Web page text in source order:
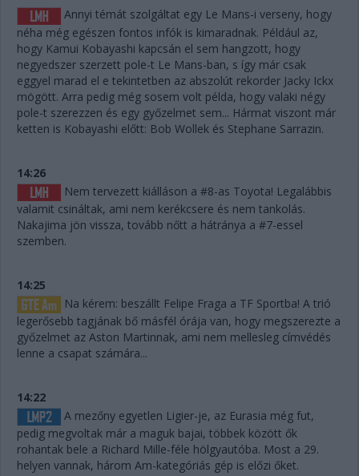
Annyi témát szolgáltat egy Le Mans-i verseny, hogy
néha még egészen fontos infók is kimaradnak. Például az,
hogy Kamui Kobayashi kapcsán el sem hangzott, hogy
negyedszer szerzett pole-t Le Mans-ban, s így már csak
eggyel marad el e tekintetben az abszolút rekorder Jacky Ickx
mögött. Arra pedig még sosem volt példa, hogy valaki négy
pole-t szerezzen és egy győzelmet sem... Hármat viszont már
ketten is Kobayashi előtt: Bob Wollek és Stephane Sarrazin.
14:26
Nem tervezett kiálláson a #8-as Toyota! Legalábbis
valamit csináltak, ami nem kerékcsere és nem tankolás.
Nakajima jön vissza, tovább nőtt a hátránya a #7-essel
szemben.
14:25
Na kérem: beszállt Felipe Fraga a TF Sportba! A trió
legerősebb tagjának bő másfél órája van, hogy megszerezte a
győzelmet az Aston Martinnak, ami nem mellesleg címvédés
lenne a csapat számára...
14:22
A mezőny egyetlen Ligier-je, az Eurasia még fut,
pedig megvoltak már a maguk bajai, többek között ők
rohantak bele a Richard Mille-féle hölgyautóba. Most a 29.
helyen vannak, három Am-kategóriás gép is előzi őket.